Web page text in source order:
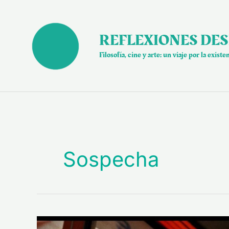
contenido
REFLEXIONES
Filosofía, cine y arte: un viaje por la
Sospecha
“La